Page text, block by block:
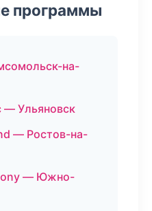
программы
на-
— Ульяновск
— Ростов-на-
— Южно-